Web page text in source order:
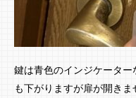
鍵は青色のインジケータ
も下がりますが扉が開きま